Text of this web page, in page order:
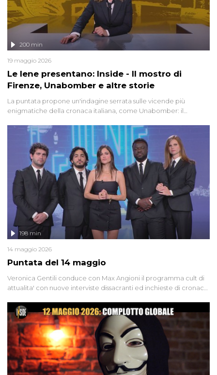
Le Iene presentano: Inside - Il mostro di
Firenze, Unabomber e altre storie
200 min
19 maggio 2026
La puntata propone un'indagine serrata sulle vicende più
enigmatiche della cronaca italiana, come Unabomber: il
'90 e il 2000 che, inquietantemente, potrebbe essere ancora in
libertà. Lo speciale affronta inoltre le zone d'ombra sul Mostro di
Firenze, le cui responsabilità appaiono ancora oggi avvolte in un
groviglio di dubbi mai chiariti. Nel corso dello speciale anche
l'intervista inedita a Olindo Romano, realizzata ne...
Puntata del 14 maggio
198 min
14 maggio 2026
Veronica Gentili conduce con Max Angioni il programma cult di
attualita' con nuove interviste dissacranti ed inchieste di cronaca